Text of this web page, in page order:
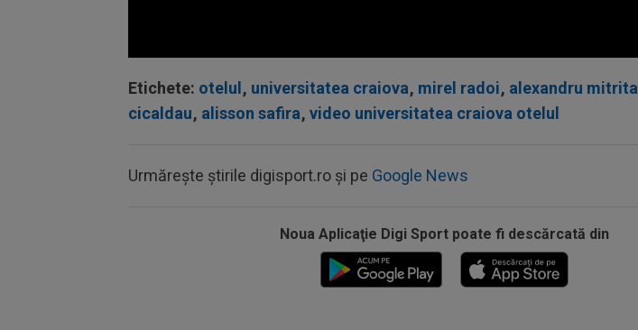
90%
Etichete: otelul, universitatea craiova, mirel radoi, alexandru mitrita
cicaldau, alisson safira, video universitatea craiova otelul
Urmărește știrile digisport.ro și pe Google News
Noua Aplicaţie Digi Sport poate fi descărcată din